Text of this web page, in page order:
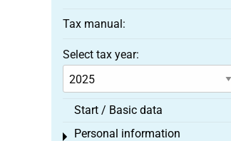
Tax manual:
Select tax year:
Start / Basic data
Personal information
Toggle menu